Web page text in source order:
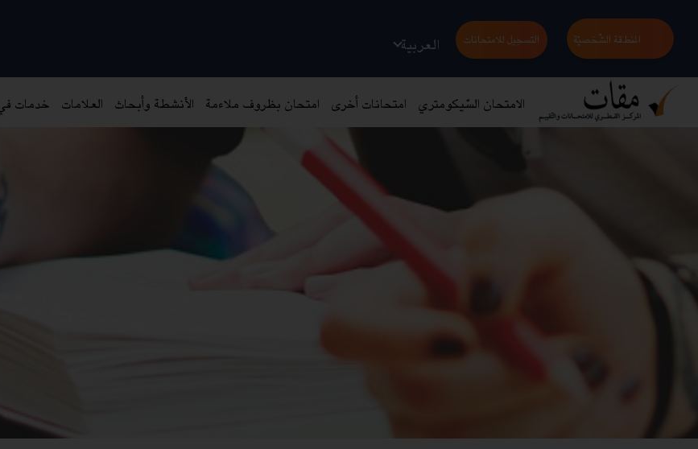
المنطقة الشّخصيّة التسجيل للامتحانات العربية
الامتحان السّيكومتري امتحانات أخرى امتحان بظروف ملاءمة الأنشطة وأبحاث العلامات خدمات